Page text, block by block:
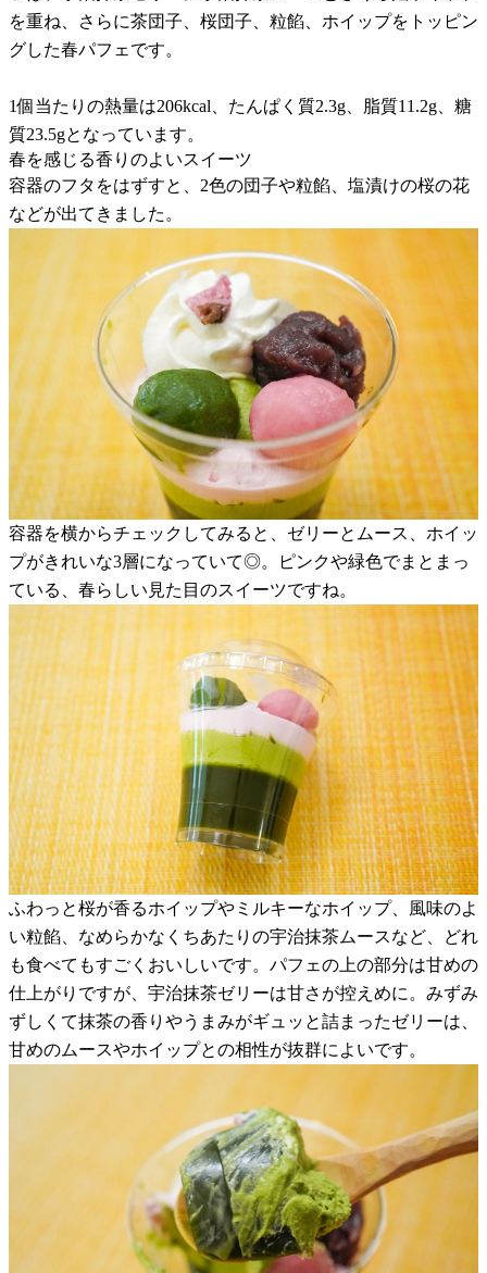
を重ね、さらに茶団子、桜団子、粒餡、ホイップをトッピン
グした春パフェです。
1個当たりの熱量は206kcal、たんぱく質2.3g、脂質11.2g、糖
質23.5gとなっています。
春を感じる香りのよいスイーツ
容器のフタをはずすと、2色の団子や粒餡、塩漬けの桜の花
などが出てきました。
容器を横からチェックしてみると、ゼリーとムース、ホイッ
プがきれいな3層になっていて◎。ピンクや緑色でまとまっ
ている、春らしい見た目のスイーツですね。
ふわっと桜が香るホイップやミルキーなホイップ、風味のよ
い粒餡、なめらかなくちあたりの宇治抹茶ムースなど、どれ
も食べてもすごくおいしいです。パフェの上の部分は甘めの
仕上がりですが、宇治抹茶ゼリーは甘さが控えめに。みずみ
ずしくて抹茶の香りやうまみがギュッと詰まったゼリーは、
甘めのムースやホイップとの相性が抜群によいです。